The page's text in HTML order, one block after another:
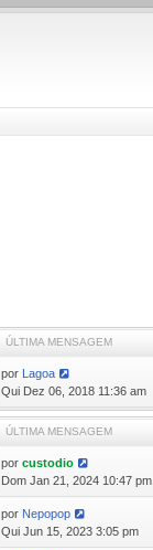
ÚLTIMA MENSAGEM
por Lagoa
Qui Dez 06, 2018 11:36 am
ÚLTIMA MENSAGEM
porcustodio
Dom Jan 21, 2024 10:47 pm
por Nepopop
Qui Jun 15, 2023 3:05 pm